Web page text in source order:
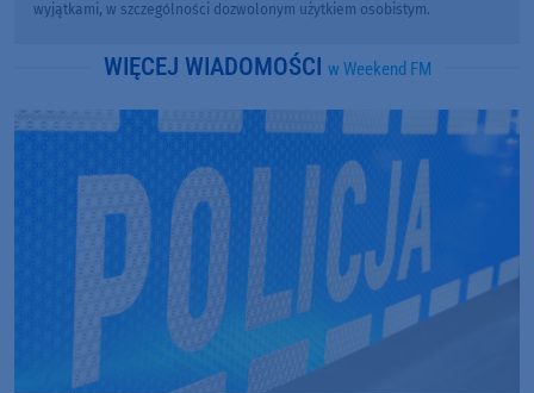
wyjątkami, w szczególności dozwolonym użytkiem osobistym.
WIĘCEJ WIADOMOŚCI w Weekend FM